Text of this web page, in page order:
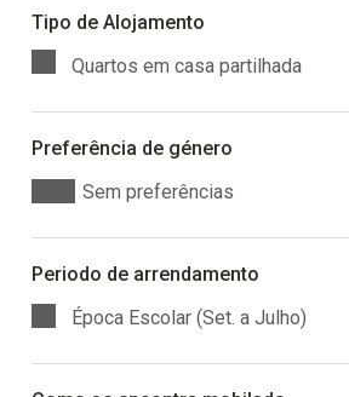
Tipo de Alojamento
Quartos em casa partilhada
Preferência de género
Sem preferências
Periodo de arrendamento
Época Escolar (Set. a Julho)